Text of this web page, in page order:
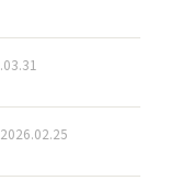
2026.02.25